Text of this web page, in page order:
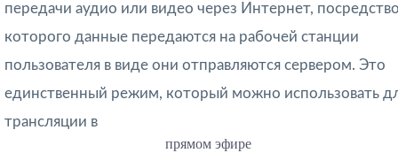
передачи аудио или видео через Интернет,
которого данные передаются на рабочей станции
пользователя в виде они отправляются сервером. Это
единственный режим, который можно использовать
трансляции в
прямом эфире